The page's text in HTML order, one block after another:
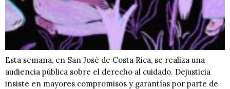
Esta semana, en San José de Costa Rica, se realiza una
audiencia pública sobre el derecho al cuidado. Dejusticia
insiste en mayores compromisos y garantías por parte de